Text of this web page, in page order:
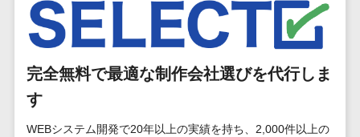
認証システム>
ログ管理システム>
メールセキュリティ>
MEOツール
イベント管理
システム
カスタマーサ
ーCRM
完全無料で最適な制作会社選びを代行しま
す
WEBシステム開発で20年以上の実績を持ち、2,000件以上の